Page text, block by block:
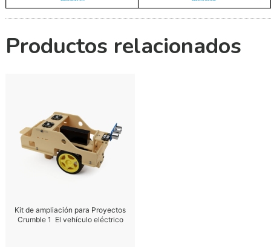
Productos relacionados
Kit de ampliación para Proyectos
Crumble 1  El vehículo eléctrico